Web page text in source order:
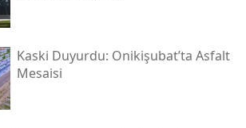
Kaski̇ Duyurdu: Onikişubat’ta Asfalt
Mesaisi